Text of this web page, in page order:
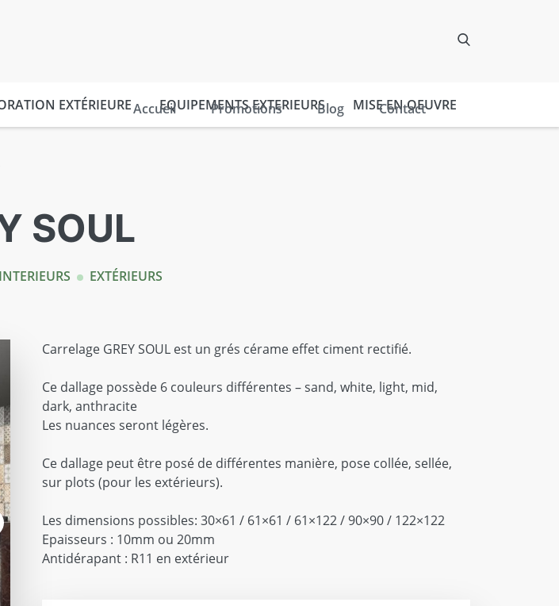
Accueil Promotions Blog Contact
EXTÉRIEURE EQUIPEMENTS EXTERIEURS MISE EN OEUVRE
SOUL
INTERIEURS EXTÉRIEURS
Carrelage GREY SOUL est un grés cérame effet ciment rectifié.
Ce dallage possède 6 couleurs différentes – sand, white, light, mid,
dark, anthracite
Les nuances seront légères.
Ce dallage peut être posé de différentes manière, pose collée, sellée,
sur plots (pour les extérieurs).
Les dimensions possibles: 30×61 / 61×61 / 61×122 / 90×90 / 122×122
Epaisseurs : 10mm ou 20mm
Antidérapant : R11 en extérieur